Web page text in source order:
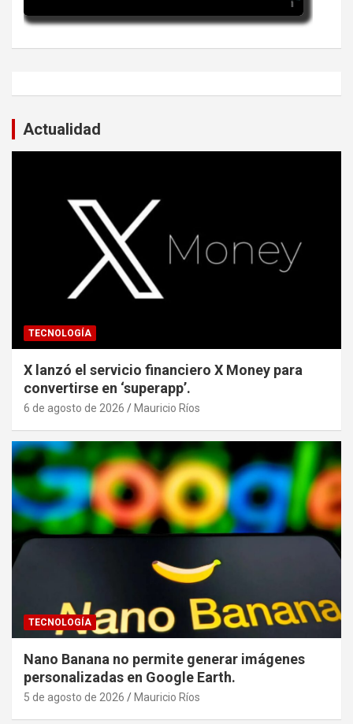
Actualidad
TECNOLOGÍA
X lanzó el servicio financiero X Money para
convertirse en ‘superapp’.
6 de agosto de 2026 Mauricio Ríos
TECNOLOGÍA
Nano Banana no permite generar imágenes
personalizadas en Google Earth.
5 de agosto de 2026 Mauricio Ríos